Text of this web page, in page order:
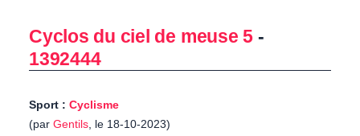
Cyclos du ciel de meuse 5 -
1392444
Sport : Cyclisme
(par Gentils, le 18-10-2023)